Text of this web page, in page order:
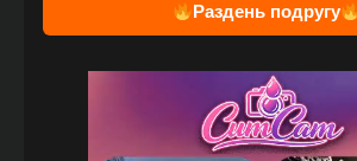
Раздень подругу